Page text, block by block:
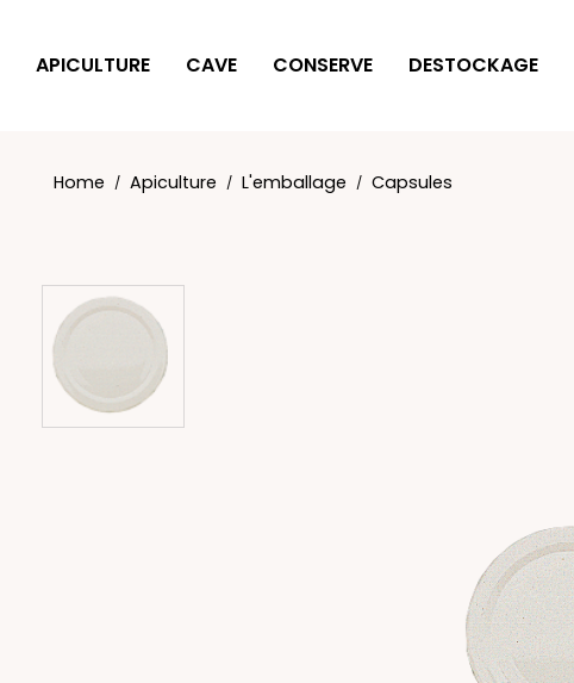
APICULTURE CAVE CONSERVE DESTOCKAGE
Home Apiculture L'emballage Capsules